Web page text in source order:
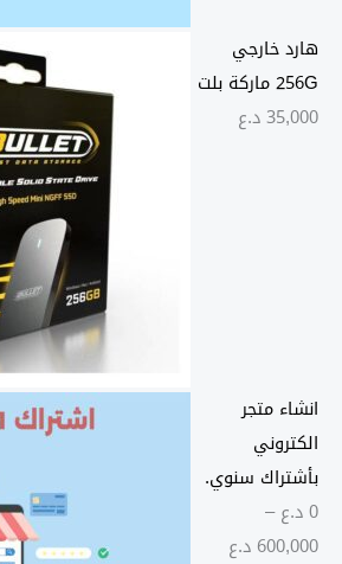
هارد خارجي
256G ماركة بلت
35,000د.ع
انشاء متجر
الكتروني
بأشتراك سنوي.
0د.ع –
600,000 د.ع